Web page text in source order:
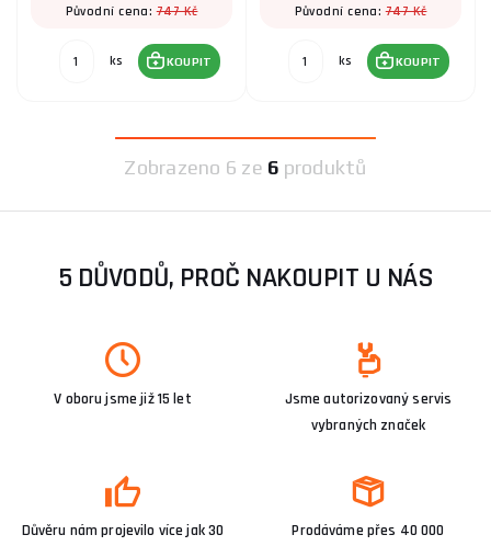
Původní cena:747 Kč
ks KOUPIT
Původní cena:747 Kč
ks KOUPIT
Zobrazeno 6 ze 6 produktů
5 DŮVODŮ, PROČ NAKOUPIT U NÁS
V oboru jsme již 15 let
Jsme autorizovaný servis
vybraných značek
Důvěru nám projevilo více jak 30
Prodáváme přes 40 000